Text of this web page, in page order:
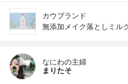
カウブランド
無添加メイク落としミル
なにわの主婦
まりたそ